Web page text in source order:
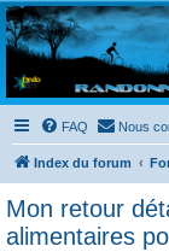
Bienvenue sur le site des
et bonnes randos dans
FAQ Nous
Index du forum
Mon retour
alimentaires